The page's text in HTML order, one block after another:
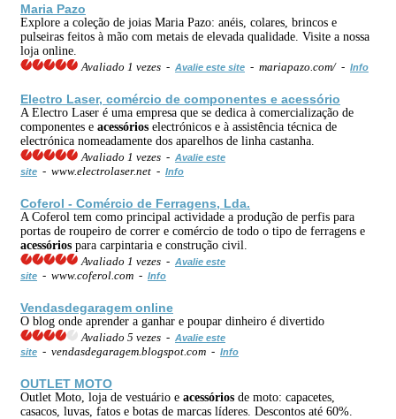
Maria Pazo
Explore a coleção de joias Maria Pazo: anéis, colares, brincos e
pulseiras feitos à mão com metais de elevada qualidade. Visite a nossa
loja online.
Avaliado 1 vezes - Avalie este site - mariapazo.com/ - Info
Electro Laser, comércio de componentes e acessório
A Electro Laser é uma empresa que se dedica à comercialização de
componentes e acessórios electrónicos e à assistência técnica de
electrónica nomeadamente dos aparelhos de linha castanha.
Avaliado 1 vezes - Avalie este
site - www.electrolaser.net - Info
Coferol - Comércio de Ferragens, Lda.
A Coferol tem como principal actividade a produção de perfis para
portas de roupeiro de correr e comércio de todo o tipo de ferragens e
acessórios para carpintaria e construção civil.
Avaliado 1 vezes - Avalie este
site - www.coferol.com - Info
Vendasdegaragem online
O blog onde aprender a ganhar e poupar dinheiro é divertido
Avaliado 5 vezes - Avalie este
site - vendasdegaragem.blogspot.com - Info
OUTLET MOTO
Outlet Moto, loja de vestuário e acessórios de moto: capacetes,
casacos, luvas, fatos e botas de marcas líderes. Descontos até 60%.